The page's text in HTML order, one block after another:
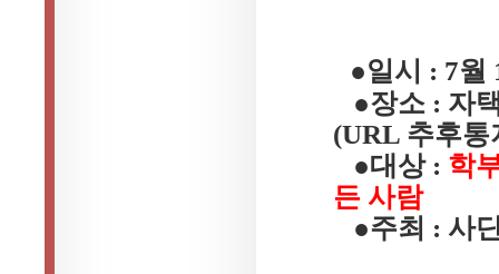
●일시 : 7월
●장소 : 자
(URL 추후통
●대상: 학
든 사람
●주최 : 사